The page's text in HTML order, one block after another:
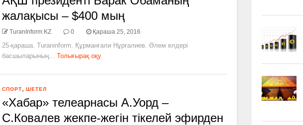
жалақысы – $400 мың
TuranInform KZ 0 Қараша 25, 2016
25-қараша. Turaninform. Құрманғали Нұрғалиев. Әлем елдері
басшыларының... Толығырақ оқу
СПОРТ ШЕТЕЛ
«Хабар» телеарнасы А.Уорд –
С.Ковалев жекпе-жегін тікелей эфирден